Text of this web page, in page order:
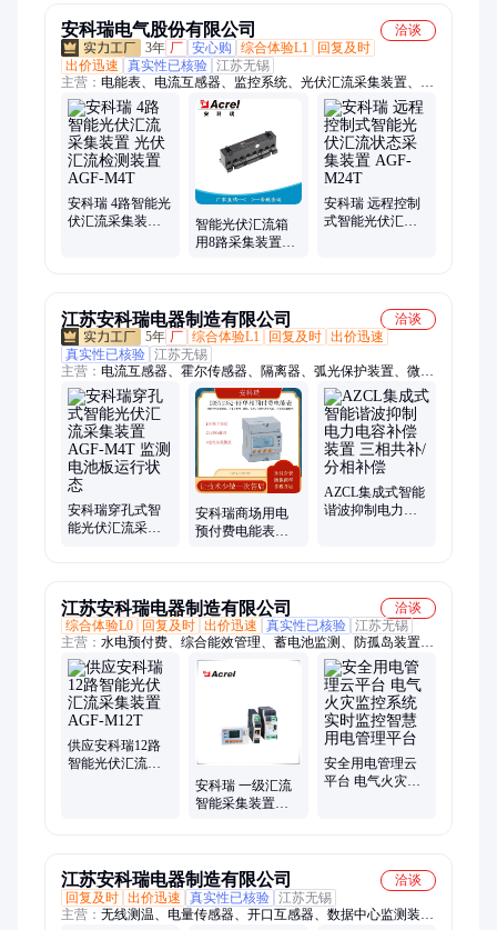
安科瑞电气股份有限公司
洽谈
3年 厂 安心购 综合体验L1
回复及时
出价迅速
真实性已核验 江苏无锡
主营： 电能表、电流互感器、监控系统、光伏汇流采集装置、云
平台
安科瑞 4路智能光
伏汇流采集装置
智能光伏汇流箱
用8路采集装置
安科瑞 远程控制
式智能光伏汇流
江苏安科瑞电器制造有限公司
洽谈
5年 厂 综合体验L1 回复及时 出价迅速
真实性已核验 江苏无锡
主营： 电流互感器、霍尔传感器、隔离器、弧光保护装置、微机
保护装置、电力变送器、电能表、电力仪表、电动机保护器、温
湿度控制器
安科瑞穿孔式智
能光伏汇流采集
安科瑞商场用电
预付费电能表
AZCL集成式智能
谐波抑制电力电
江苏安科瑞电器制造有限公司
洽谈
综合体验L0
回复及时 出价迅速 真实性已核验 江苏无锡
主营： 水电预付费、综合能效管理、蓄电池监测、防孤岛装置、
无线测温、电能质量、谐波监测、多用户表、多回路仪表、马达
保护、微机保护、温湿度控制器、绝缘监测、隔离栅、功率补
偿、直流表、物联网仪表
供应安科瑞12路
智能光伏汇流采
安科瑞 一级汇流
智能采集装置
安全用电管理云
平台 电气火灾监
江苏安科瑞电器制造有限公司
洽谈
回复及时 出价迅速 真实性已核验 江苏无锡
主营： 无线测温、电量传感器、开口互感器、数据中心监测装